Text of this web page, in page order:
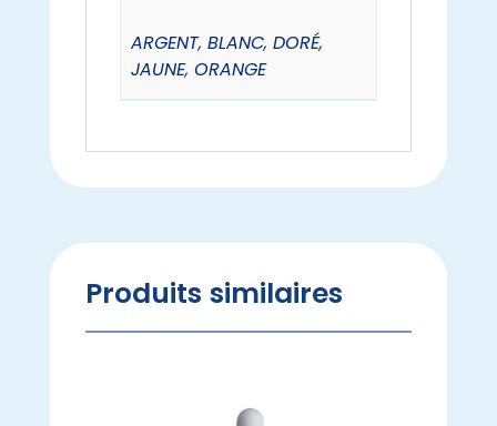
ARGENT,BLANC,DORÉ,
JAUNE,ORANGE
Produits similaires